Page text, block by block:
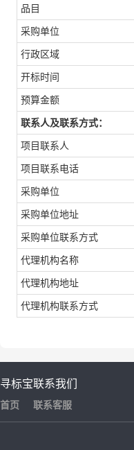
品目
采购单位
行政区域
开标时间
预算金额
联系人及联系方式：
项目联系人
项目联系电话
采购单位
采购单位地址
采购单位联系方式
代理机构名称
代理机构地址
代理机构联系方式
寻标宝
首页
联系我们
联系客服